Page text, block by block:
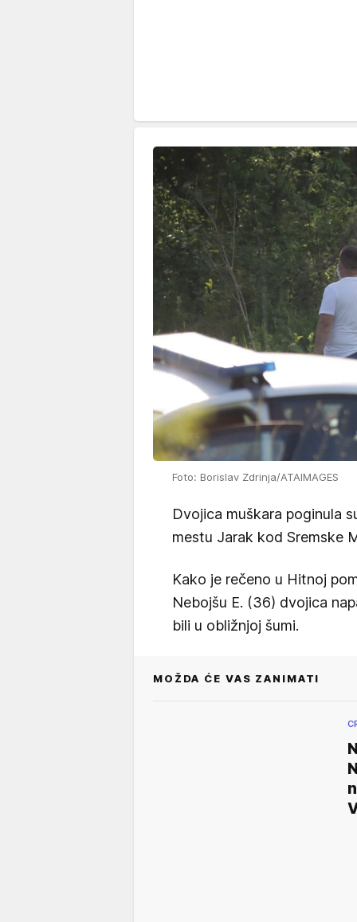
Foto: Borislav Zdrinja/ATAIMAGES
Dvojica muškara poginula
mestu Jarak kod Sremske
Kako je rečeno u Hitnoj
Nebojšu E. (36) dvojica
bili u obližnjoj šumi.
MOŽDA ĆE VAS ZANIMATI